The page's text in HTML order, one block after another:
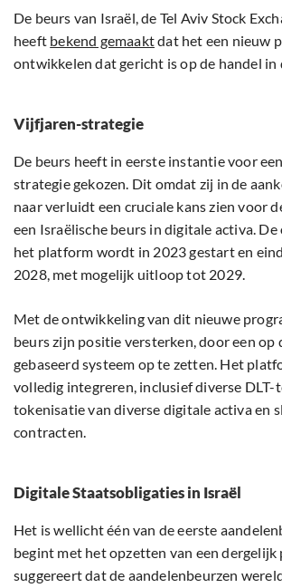
De beurs van Israël, de Tel Aviv Stock
heeft bekend gemaaktdat het een nieuw
ontwikkelen dat gericht is op de handel in
Vijfjaren-strategie
De beurs heeft in eerste instantie voor
strategie gekozen. Dit omdat zij in de
naar verluidt een cruciale kans zien voor
een Israëlische beurs in digitale activa.
het platform wordt in 2023 gestart en
2028, met mogelijk uitloop tot 2029.
Met de ontwikkeling van dit nieuwe
beurs zijn positie versterken, door een op
gebaseerd systeem op te zetten. Het
volledig integreren, inclusief diverse DLT-
tokenisatie van diverse digitale activa en
contracten.
Digitale Staatsobligaties in Israël
Het is wellicht één van de eerste
begint met het opzetten van een
suggereert dat de aandelenbeurzen